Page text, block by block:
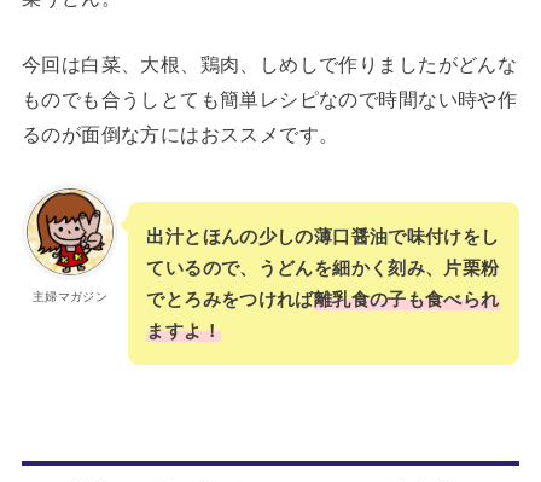
今回は白菜、大根、鶏肉、しめしで作りましたがどんな
ものでも合うしとても簡単レシピなので時間ない時や作
るのが面倒な方にはおススメです。
主婦マガジン
出汁とほんの少しの薄口醤油で味付けをし
ているので、うどんを細かく刻み、片栗粉
でとろみをつければ離乳食の子も食べられ
ますよ！